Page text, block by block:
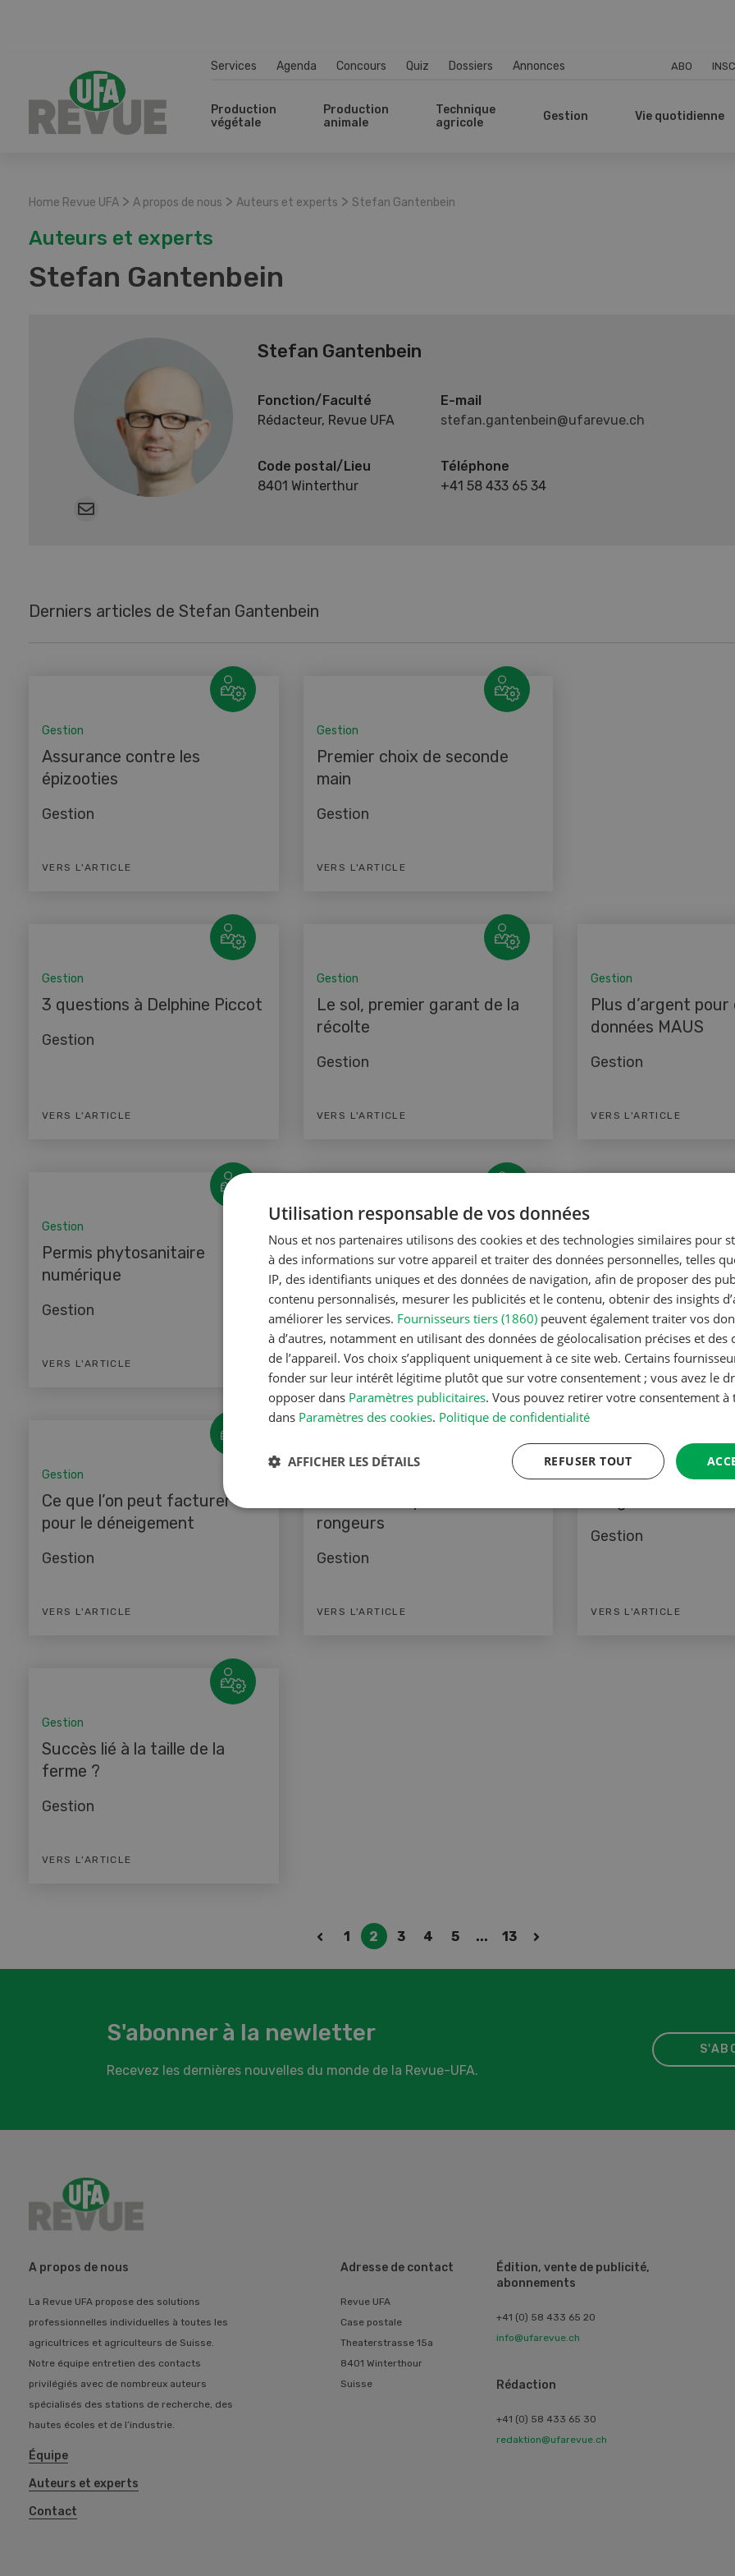
Services Agenda Concours Quiz Dossiers Annonces ABO
Production
végétale
Production
animale
Technique
agricole
Gestion Vie quotidienne
Home Revue UFA > A propos de nous > Auteurs et experts > Stefan Gantenbein
Auteurs et experts
Stefan Gantenbein
Stefan Gantenbein
Fonction/Faculté
Rédacteur, Revue UFA
E-mail
stefan.gantenbein@ufarevue.ch
Code postal/Lieu
8401 Winterthur
Téléphone
+41 58 433 65 34
Derniers articles de Stefan Gantenbein
Gestion
Assurance contre les
épizooties
Gestion
VERS L'ARTICLE
Gestion
Premier choix de seconde
main
Gestion
VERS L'ARTICLE
Gestion
3 questions à Delphine Piccot
Gestion
VERS L'ARTICLE
Gestion
Le sol, premier garant de la
récolte
Gestion
VERS L'ARTICLE
Gestion
Plus d’argent pour
données MAUS
Gestion
VERS L'ARTICLE
Gestion
Permis phytosanitaire
numérique
Gestion
VERS L'ARTICLE
Plus de cheffes d’exploitation
Gestion
VERS L'ARTICLE
Qui dit clarté, dit
Gestion
VERS L'ARTICLE
Gestion
Ce que l’on peut facturer
pour le déneigement
Gestion
VERS L'ARTICLE
rongeurs
Gestion
VERS L'ARTICLE
Gestion
VERS L'ARTICLE
Gestion
Succès lié à la taille de la
ferme ?
Gestion
VERS L'ARTICLE
1 2 3 4 5 ... 13
S'abonner à la newletter
Recevez les dernières nouvelles du monde de la Revue-UFA.
A propos de nous
La Revue UFA propose des solutions
professionnelles individuelles à toutes les
agricultrices et agriculteurs de Suisse.
Notre équipe entretien des contacts
privilégiés avec de nombreux auteurs
spécialisés des stations de recherche, des
hautes écoles et de l’industrie.
Équipe
Auteurs et experts
Contact
Adresse de contact
Revue UFA
Case postale
Theaterstrasse 15a
8401 Winterthour
Suisse
Édition, vente de publicité,
abonnements
+41 (0) 58 433 65 20
info@ufarevue.ch
Rédaction
+41 (0) 58 433 65 30
redaktion@ufarevue.ch
Utilisation responsable de vos données
Nous et nos partenaires utilisons des cookies et des technologies similaires pour
à des informations sur votre appareil et traiter des données personnelles, telles
IP, des identifiants uniques et des données de navigation, afin de proposer des
contenu personnalisés, mesurer les publicités et le contenu, obtenir des insights
améliorer les services. Fournisseurs tiers (1860) peuvent également traiter vos
à d’autres, notamment en utilisant des données de géolocalisation précises et des
de l’appareil. Vos choix s’appliquent uniquement à ce site web. Certains
fonder sur leur intérêt légitime plutôt que sur votre consentement ; vous avez le
opposer dans Paramètres publicitaires. Vous pouvez retirer votre consentement
dans Paramètres des cookies. Politique de confidentialité
REFUSER TOUT
AFFICHER LES DÉTAILS